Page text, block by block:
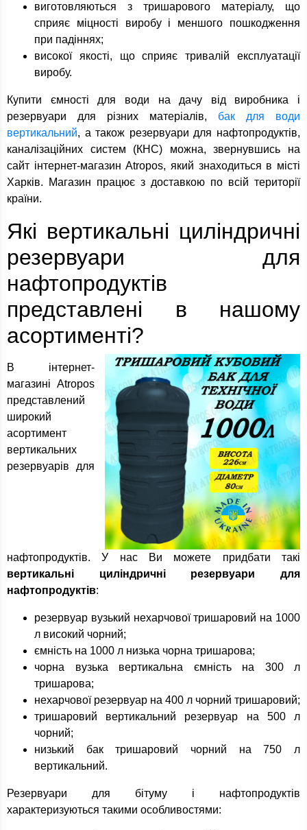
виготовляються з тришарового матеріалу, що
сприяє міцності виробу і меншого пошкодження
при падіннях;
високої якості, що сприяє тривалій експлуатації
виробу.
Купити ємності для води на дачу від виробника і
резервуари для різних матеріалів, бак для води
вертикальний, а також резервуари для нафтопродуктів,
каналізаційних систем (КНС) можна, звернувшись на
сайт інтернет-магазин Atropos, який знаходиться в місті
Харків. Магазин працює з доставкою по всій території
країни.
Які вертикальні циліндричні
резервуари для
нафтопродуктів
представлені в нашому
асортименті?
В інтернет-
магазині Atropos
представлений
широкий
асортимент
вертикальних
резервуарів для
нафтопродуктів. У нас Ви можете придбати такі
вертикальні циліндричні резервуари для
нафтопродуктів:
резервуар вузький нехарчової тришаровий на 1000
л високий чорний;
ємність на 1000 л низька чорна тришарова;
чорна вузька вертикальна ємність на 300 л
тришарова;
нехарчової резервуар на 400 л чорний тришаровий;
тришаровий вертикальний резервуар на 500 л
чорний;
низький бак тришаровий чорний на 750 л
вертикальний.
Резервуари для бітуму і нафтопродуктів
характеризуються такими особливостями: